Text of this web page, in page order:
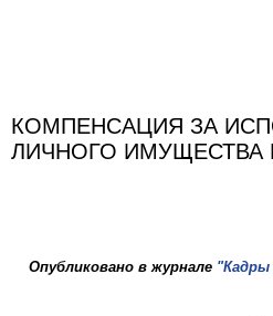
КОМПЕНСАЦИЯ ЗА
ЛИЧНОГО ИМУЩЕСТВА
Опубликовано в журнале